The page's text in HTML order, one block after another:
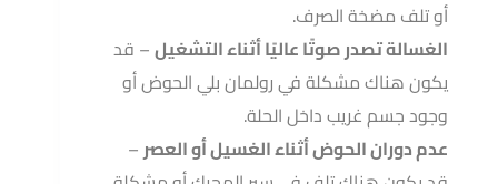
أو تلف مضخة الصرف.
الغسالة تصدر صوتًا عاليًا أثناء التشغيل– قد
يكون هناك مشكلة في رولمان بلي الحوض أو
وجود جسم غريب داخل الحلة.
عدم دوران الحوض أثناء الغسيل أو العصر–